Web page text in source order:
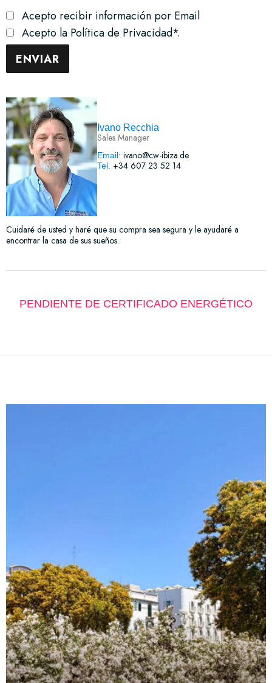
Acepto recibir información por Email
Acepto la Política de Privacidad*.
Ivano Recchia
Sales Manager
Email: ivano@cw-ibiza.de
Tel. +34 607 23 52 14
Cuidaré de usted y haré que su compra sea segura y le ayudaré a
encontrar la casa de sus sueños.
PENDIENTE DE CERTIFICADO ENERGÉTICO